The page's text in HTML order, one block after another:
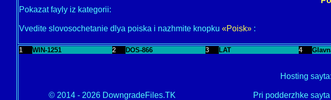
Pokazat fayly iz kategorii:
Vvedite slovosochetanie dlya poiska i nazhmite knopku «Poisk» :
1 WIN-1251 2 DOS-866 3 LAT 4
Hosting sayta:
© 2014 - 2026 DowngradeFiles.TK Pri podderzhke sayta